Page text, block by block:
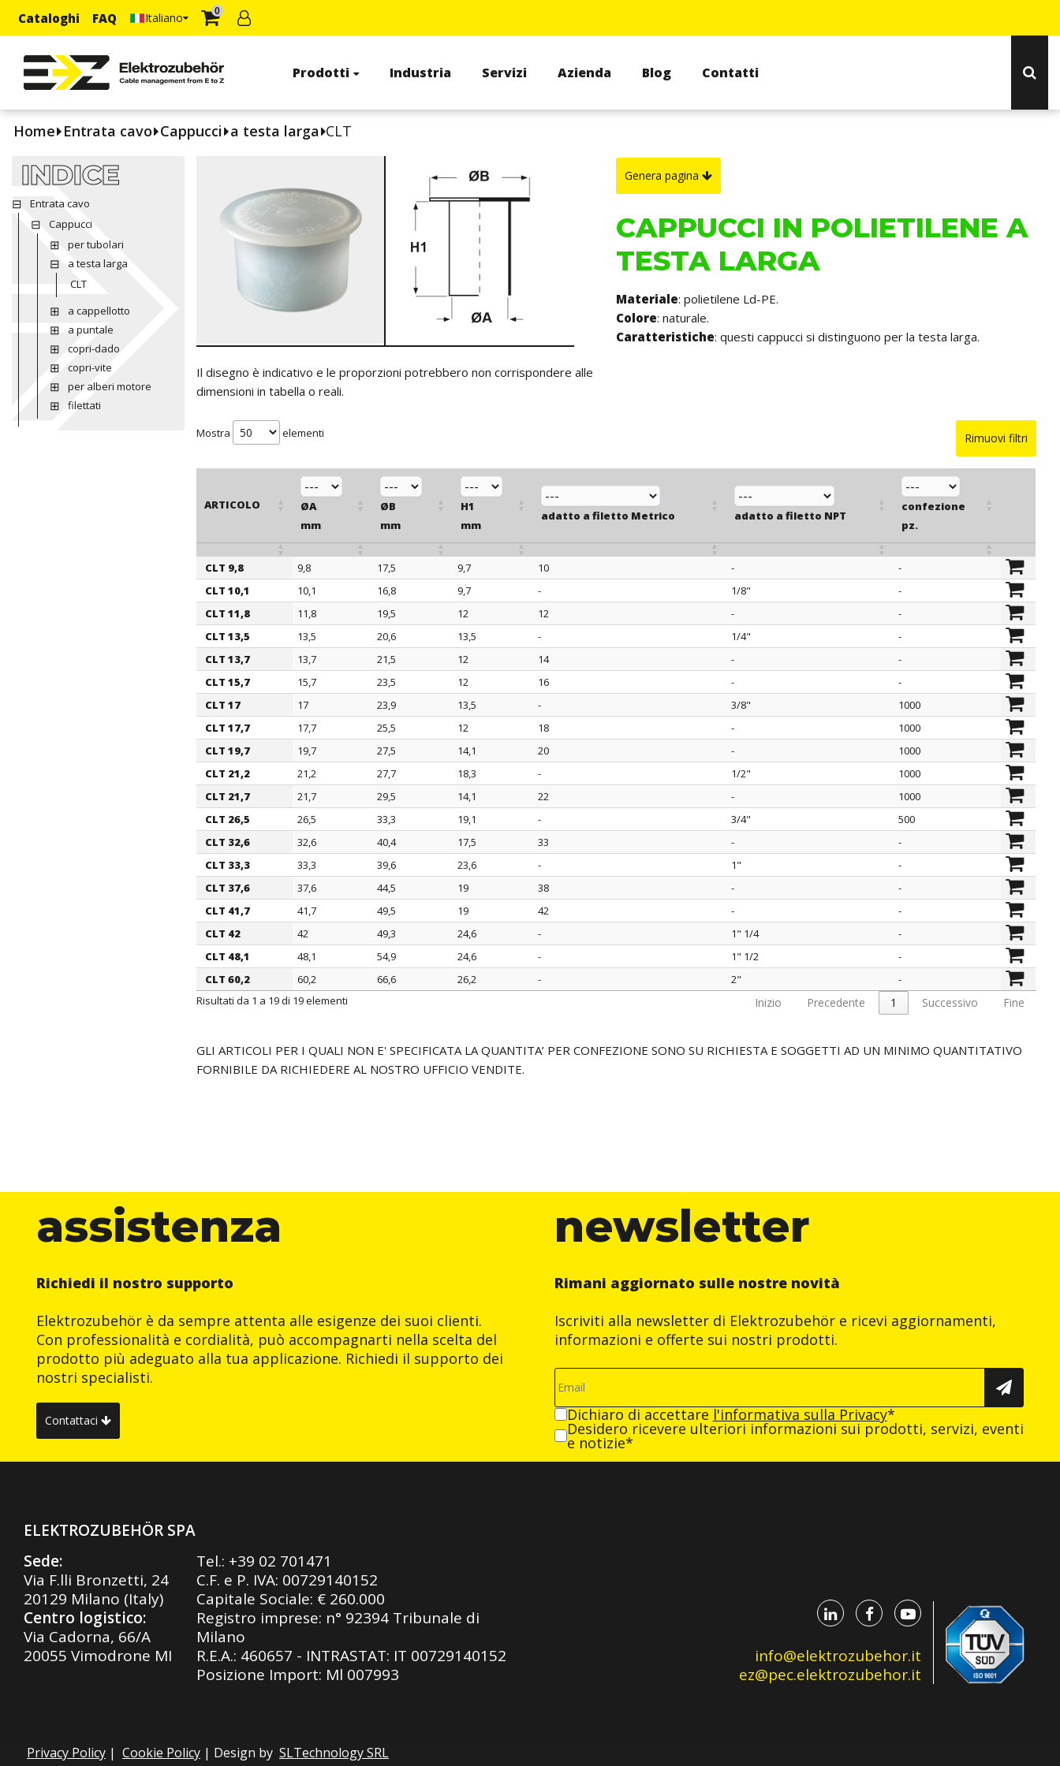
Cataloghi FAQ Italiano 0
Prodotti Industria Servizi Azienda Blog Contatti
Home Entrata cavo Cappucci a testa larga CLT
INDICE
Entrata cavo
Cappucci
per tubolari
a testa larga
CLT
a cappellotto
a puntale
copri-dado
copri-vite
per alberi motore
filettati
Il disegno è indicativo e le proporzioni potrebbero non corrispondere alle
dimensioni in tabella o reali.
Genera pagina
CAPPUCCI IN POLIETILENE A
TESTA LARGA
Materiale: polietilene Ld-PE.
Colore: naturale.
Caratteristiche: questi cappucci si distinguono per la testa larga.
Rimuovi filtri
Mostra elementi
ARTICOLO
ØA
mm
ØB
mm
H1
mm
adatto a filetto Metrico adatto a filetto NPT
confezione
pz.
ARTICOLO
ØA
mm
ØB
mm
H1
mm
adatto a filetto Metrico adatto a filetto NPT
confezione
pz.
CLT 9,8 9,8 17,5 9,7 10 -
-
CLT 10,1
10,1 16,8 9,7 - 1/8"
-
CLT 11,8
11,8 19,5 12 12 -
-
CLT 13,5
13,5 20,6 13,5 - 1/4"
-
CLT 13,7
13,7 21,5 12 14 -
-
CLT 15,7
15,7 23,5 12 16 -
-
CLT 17
17 23,9 13,5 - 3/8"
1000
CLT 17,7
17,7 25,5 12 18 -
1000
CLT 19,7
19,7 27,5 14,1 20 -
1000
CLT 21,2
21,2 27,7 18,3 - 1/2"
1000
CLT 21,7
21,7 29,5 14,1 22 -
1000
CLT 26,5
26,5 33,3 19,1 - 3/4"
500
CLT 32,6
32,6 40,4 17,5 33 -
-
CLT 33,3
33,3 39,6 23,6 - 1"
-
CLT 37,6
37,6 44,5 19 38 -
-
CLT 41,7
41,7 49,5 19 42 -
-
CLT 42
42 49,3 24,6 - 1" 1/4
-
CLT 48,1
48,1 54,9 24,6 - 1" 1/2
-
CLT 60,2
60,2 66,6 26,2 - 2"
-
Risultati da 1 a 19 di 19 elementi
Inizio Precedente 1 Successivo Fine
GLI ARTICOLI PER I QUALI NON E' SPECIFICATA LA QUANTITA’ PER CONFEZIONE SONO SU RICHIESTA E SOGGETTI AD UN MINIMO QUANTITATIVO
FORNIBILE DA RICHIEDERE AL NOSTRO UFFICIO VENDITE.
assistenza
Richiedi il nostro supporto
Elektrozubehör è da sempre attenta alle esigenze dei suoi clienti.
Con professionalità e cordialità, può accompagnarti nella scelta del
prodotto più adeguato alla tua applicazione. Richiedi il supporto dei
nostri specialisti.
Contattaci
newsletter
Rimani aggiornato sulle nostre novità
Iscriviti alla newsletter di Elektrozubehör e ricevi aggiornamenti,
informazioni e offerte sui nostri prodotti.
Dichiaro di accettare l'informativa sulla Privacy*
Desidero ricevere ulteriori informazioni sui prodotti, servizi, eventi
e notizie*
ELEKTROZUBEHÖR SPA
Sede:
Via F.lli Bronzetti, 24
20129 Milano (Italy)
Centro logistico:
Via Cadorna, 66/A
20055 Vimodrone MI
info@elektrozubehor.it
ez@pec.elektrozubehor.it
Tel.: +39 02 701471
C.F. e P. IVA: 00729140152
Capitale Sociale: € 260.000
Registro imprese: n° 92394 Tribunale di
Milano
R.E.A.: 460657 - INTRASTAT: IT 00729140152
Posizione Import: Ml 007993
Privacy Policy | Cookie Policy | Design by SLTechnology SRL